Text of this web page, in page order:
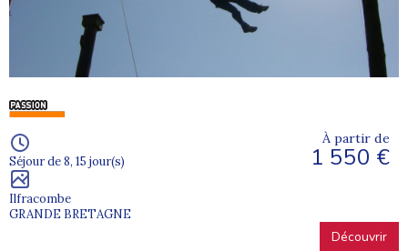
Séjour de 8, 15 jour(s)
Ilfracombe
GRANDE BRETAGNE
À partir de
1 550 €
Découvrir